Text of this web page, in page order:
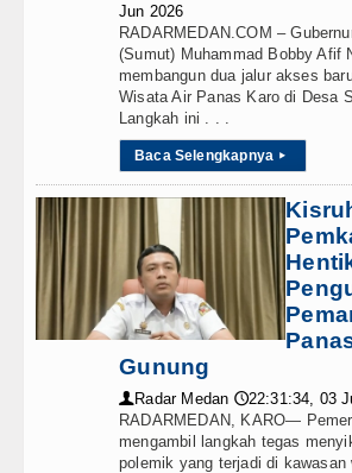
Dayang Nan
Tim
Emma
Jun 2026
RADARMEDAN.COM –
(Sumut) Muhammad Bobby Afif
membangun dua jalur akses
Wisata Air Panas Karo di Desa
Langkah ini . . .
Baca Selengkapnya ▸
Gunung
👤 Radar Medan 🕔22:31:34, 03
RADARMEDAN, KARO—
mengambil langkah tegas
polemik yang terjadi di kawasan